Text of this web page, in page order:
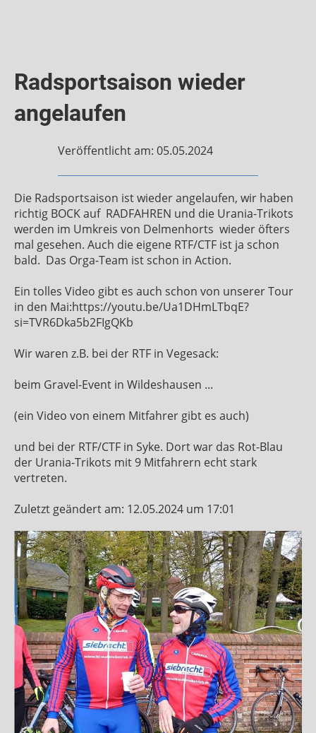
Radsportsaison wieder
angelaufen
Veröffentlicht am: 05.05.2024
Die Radsportsaison ist wieder angelaufen, wir haben
richtig BOCK auf RADFAHREN und die Urania-Trikots
werden im Umkreis von Delmenhorts wieder öfters
mal gesehen. Auch die eigene RTF/CTF ist ja schon
bald. Das Orga-Team ist schon in Action.
Ein tolles Video gibt es auch schon von unserer Tour
in den Mai:https://youtu.be/Ua1DHmLTbqE?
si=TVR6Dka5b2FIgQKb
Wir waren z.B. bei der RTF in Vegesack:
beim Gravel-Event in Wildeshausen ...
(ein Video von einem Mitfahrer gibt es auch)
und bei der RTF/CTF in Syke. Dort war das Rot-Blau
der Urania-Trikots mit 9 Mitfahrern echt stark
vertreten.
Zuletzt geändert am: 12.05.2024 um 17:01